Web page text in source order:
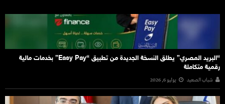
“البريد المصري” يطلق النسخة الجديدة من تطبيق “Easy Pay” بخدمات مالية
رقمية متكاملة
شباب الصعيد يوليو 6, 2026